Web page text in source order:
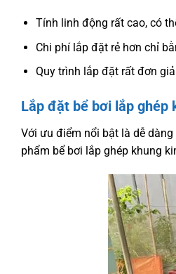
Tính linh động rất cao, có
Chi phí lắp đặt rẻ hơn chỉ
Quy trình lắp đặt rất đơn
Lắp đặt bể bơi lắp ghép
Với ưu điểm nổi bật là dễ
phẩm bể bơi lắp ghép khung